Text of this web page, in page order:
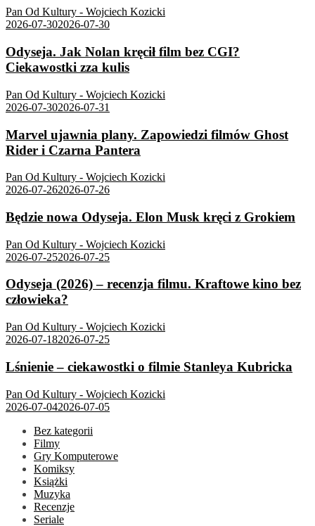
Pan Od Kultury - Wojciech Kozicki
2026-07-302026-07-30
Odyseja. Jak Nolan kręcił film bez CGI?
Ciekawostki zza kulis
Pan Od Kultury - Wojciech Kozicki
2026-07-302026-07-31
Marvel ujawnia plany. Zapowiedzi filmów Ghost
Rider i Czarna Pantera
Pan Od Kultury - Wojciech Kozicki
2026-07-262026-07-26
Będzie nowa Odyseja. Elon Musk kręci z Grokiem
Pan Od Kultury - Wojciech Kozicki
2026-07-252026-07-25
Odyseja (2026) – recenzja filmu. Kraftowe kino bez
człowieka?
Pan Od Kultury - Wojciech Kozicki
2026-07-182026-07-25
Lśnienie – ciekawostki o filmie Stanleya Kubricka
Pan Od Kultury - Wojciech Kozicki
2026-07-042026-07-05
Bez kategorii
Filmy
Gry Komputerowe
Komiksy
Książki
Muzyka
Recenzje
Seriale